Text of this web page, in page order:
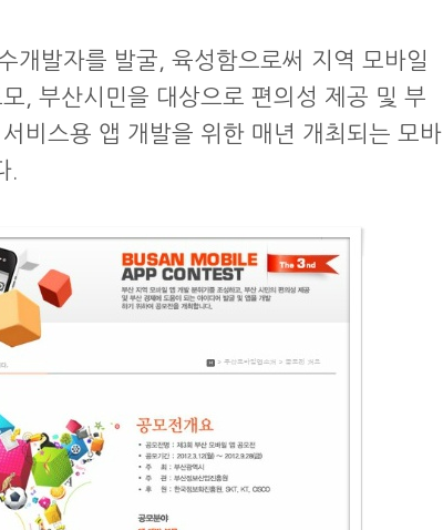
개발자를 발굴, 육성함으로써 지역 모바일
, 부산시민을 대상으로 편의성 제공 및 부
비스용 앱 개발을 위한 매년 개최되는 모바
.